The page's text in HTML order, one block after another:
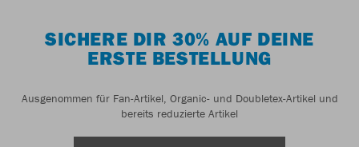
SICHERE DIR 30% AUF DEINE
ERSTE BESTELLUNG
Ausgenommen für Fan-Artikel, Organic- und Doubletex-Artikel und
bereits reduzierte Artikel